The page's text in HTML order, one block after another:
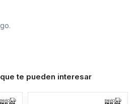
te pueden interesar